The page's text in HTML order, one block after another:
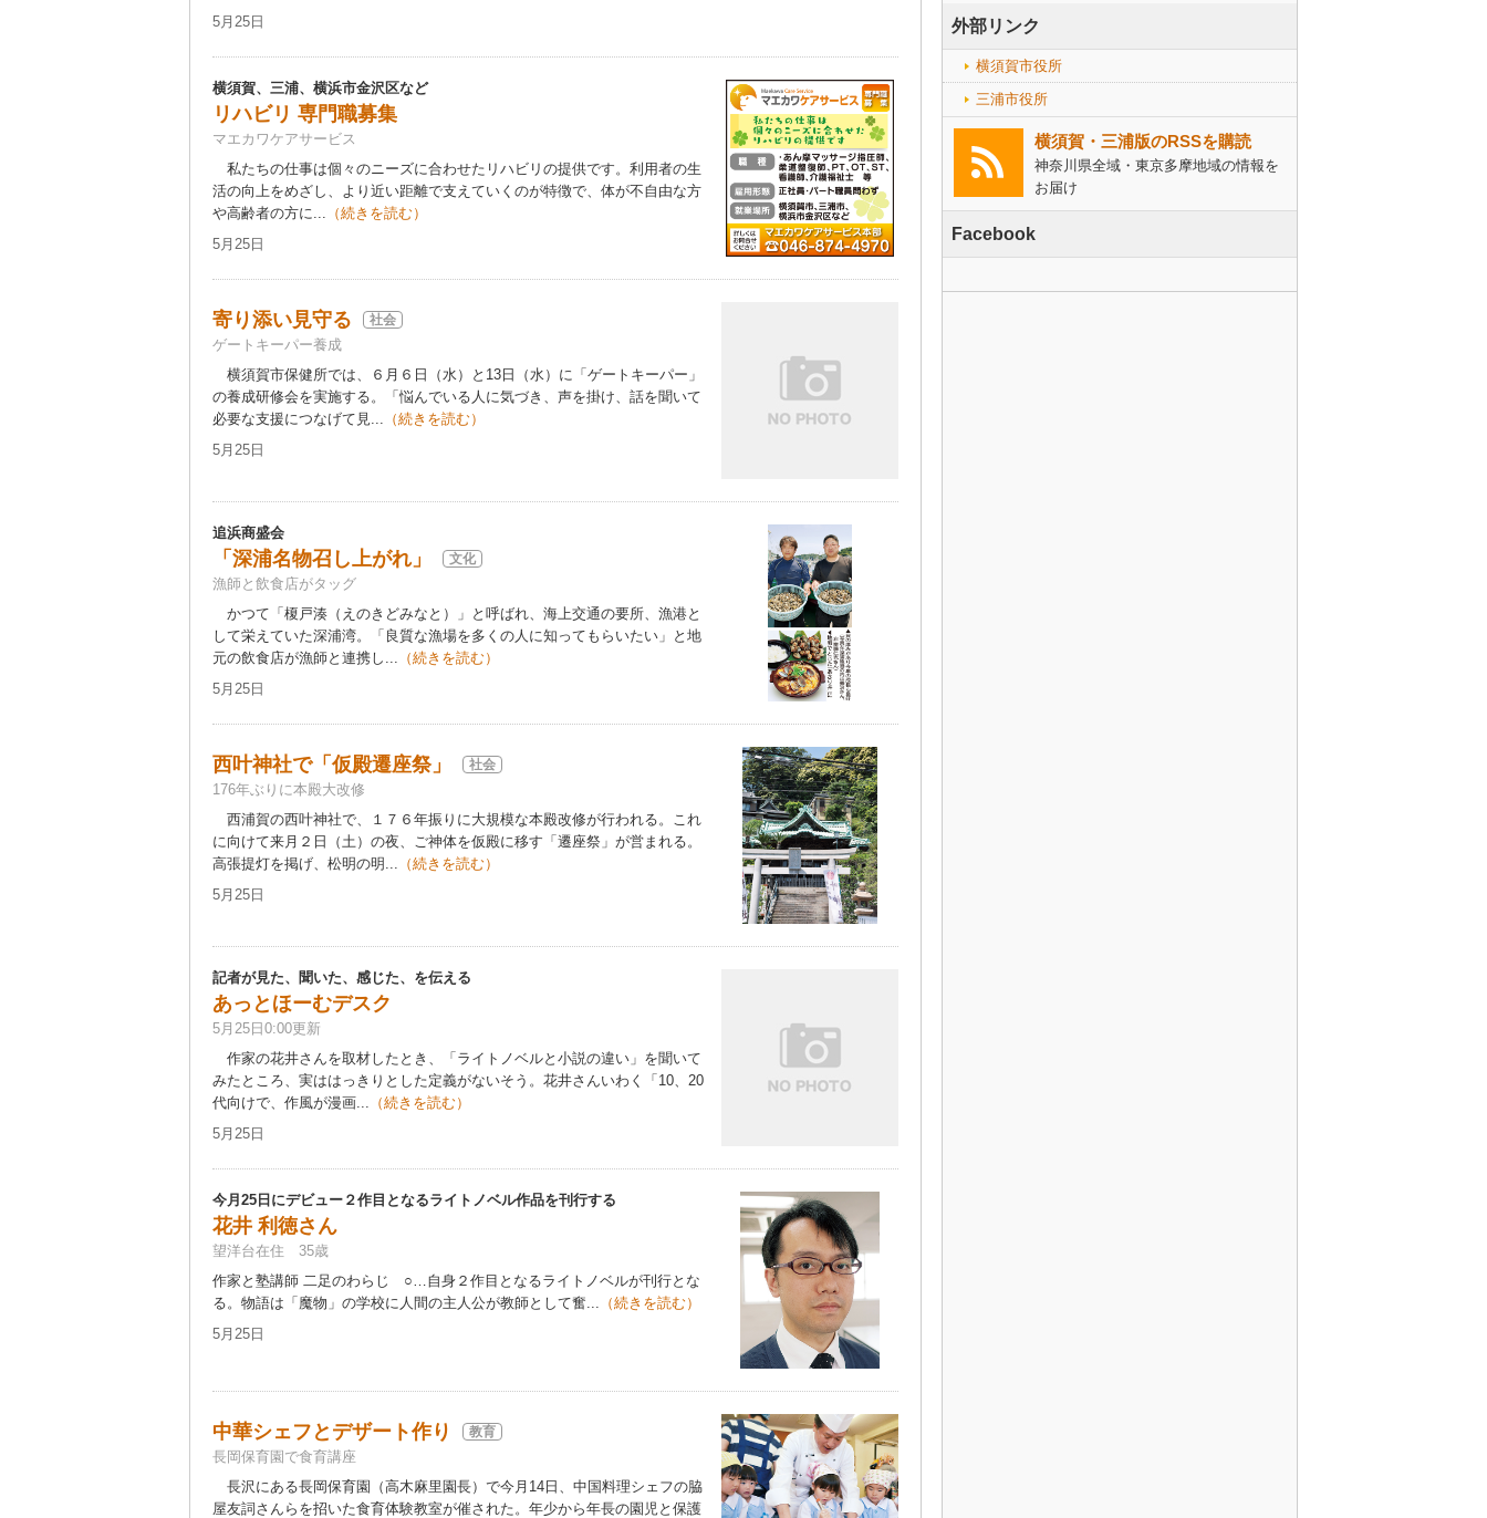
5月25日
横須賀、三浦、横浜市金沢区など
リハビリ 専門職募集
マエカワケアサービス
私たちの仕事は個々のニーズに合わせたリハビリの提供です。利用者の生
活の向上をめざし、より近い距離で支えていくのが特徴で、体が不自由な方
や高齢者の方に... （続きを読む）
5月25日
寄り添い見守る 社会
ゲートキーパー養成
横須賀市保健所では、６月６日（水）と13日（水）に「ゲートキーパー」
の養成研修会を実施する。「悩んでいる人に気づき、声を掛け、話を聞いて
必要な支援につなげて見... （続きを読む）
5月25日
追浜商盛会
「深浦名物召し上がれ」 文化
漁師と飲食店がタッグ
かつて「榎戸湊（えのきどみなと）」と呼ばれ、海上交通の要所、漁港と
して栄えていた深浦湾。「良質な漁場を多くの人に知ってもらいたい」と地
元の飲食店が漁師と連携し... （続きを読む）
5月25日
西叶神社で「仮殿遷座祭」 社会
176年ぶりに本殿大改修
西浦賀の西叶神社で、１７６年振りに大規模な本殿改修が行われる。これ
に向けて来月２日（土）の夜、ご神体を仮殿に移す「遷座祭」が営まれる。
高張提灯を掲げ、松明の明... （続きを読む）
5月25日
記者が見た、聞いた、感じた、を伝える
あっとほーむデスク
5月25日0:00更新
作家の花井さんを取材したとき、「ライトノベルと小説の違い」を聞いて
みたところ、実ははっきりとした定義がないそう。花井さんいわく「10、20
代向けで、作風が漫画... （続きを読む）
5月25日
今月25日にデビュー２作目となるライトノベル作品を刊行する
花井 利徳さん
望洋台在住 35歳
作家と塾講師 二足のわらじ ○…自身２作目となるライトノベルが刊行とな
る。物語は「魔物」の学校に人間の主人公が教師として奮... （続きを読む）
5月25日
中華シェフとデザート作り 教育
長岡保育園で食育講座
長沢にある長岡保育園（高木麻里園長）で今月14日、中国料理シェフの脇
屋友詞さんらを招いた食育体験教室が催された。年少から年長の園児と保護
外部リンク
横須賀市役所
三浦市役所
横須賀・三浦版のRSSを購読
神奈川県全域・東京多摩地域の情報を
お届け
Facebook